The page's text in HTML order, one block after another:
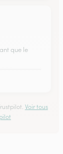
que le
Voir tous